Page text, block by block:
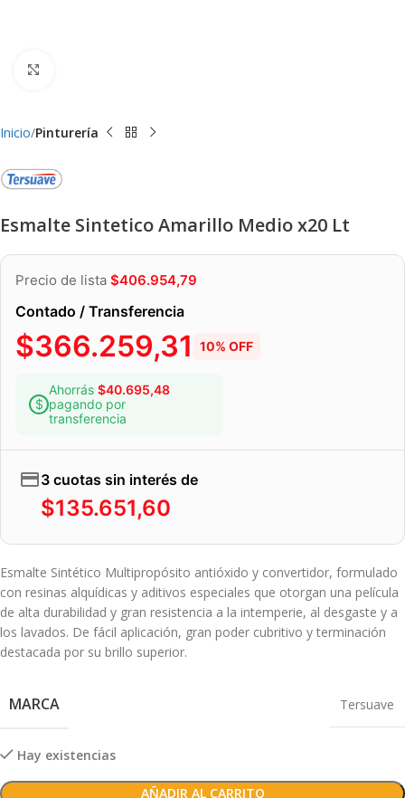
Inicio Pinturería
Esmalte Sintetico Amarillo Medio x20 Lt
Precio de lista $406.954,79
Contado / Transferencia
$366.259,31 10% OFF
Ahorrás $40.695,48
pagando por
transferencia
3 cuotas sin interés de
$135.651,60
Esmalte Sintético Multipropósito antióxido y convertidor, formulado
con resinas alquídicas y aditivos especiales que otorgan una película
de alta durabilidad y gran resistencia a la intemperie, al desgaste y a
los lavados. De fácil aplicación, gran poder cubritivo y terminación
destacada por su brillo superior.
MARCA Tersuave
Hay existencias
AÑADIR AL CARRITO